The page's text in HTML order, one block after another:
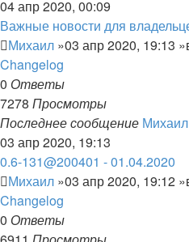
04 апр 2020, 00:09
Важные новости для
Михаил »03 апр 2020, 19:13
Changelog
0 Ответы
7278 Просмотры
Последнее сообщение Михаил
03 апр 2020, 19:13
0.6-131@200401 - 01.04.2020
Михаил »03 апр 2020, 19:12
Changelog
0 Ответы